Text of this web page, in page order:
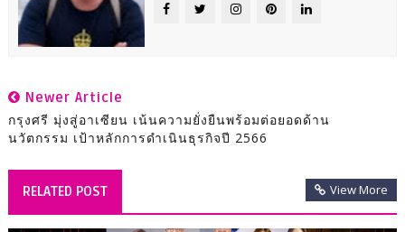
Newer Article
กรุงศรี มุ่งสู่อาเซียน เน้นความยั่งยืนพร้อมต่อยอดด้าน
นวัตกรรม เป้าหลักการดำเนินธุรกิจปี 2566
RELATED POST View More